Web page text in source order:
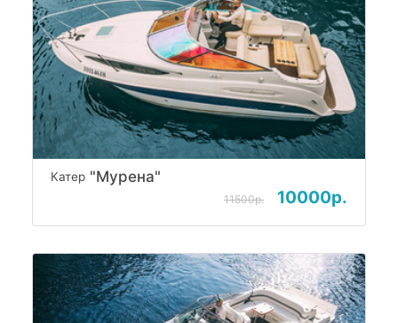
Катер"Мурена"
11500р. 10000р.